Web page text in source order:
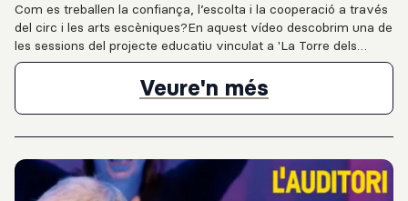
Com es treballen la confiança, l’escolta i la cooperació a través
del circ i les arts escèniques?En aquest vídeo descobrim una de
les sessions del projecte educatiu vinculat a 'La Torre dels
Somnis', producció de LiceuAprèn del Gran Teatre del Liceu,
amb l’artista i formador de circ Toni Gutiérrez a l’Institut Vall
d’Hebron. A través de dinàmiques corporals, exercicis de
moviment i treball en grup, l’alumnat explora valors com la
confiança, el respecte, l’equilibri, la coordinació, l’autoestima i la
escèniques per fomentar la creativitat i el creixement col·lectiu
dins l’aula.
Veure'n més